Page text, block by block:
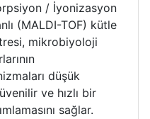
/ İyonizasyon
(MALDI-TOF) kütle
mikrobiyoloji
düşük
ve hızlı bir
sağlar.